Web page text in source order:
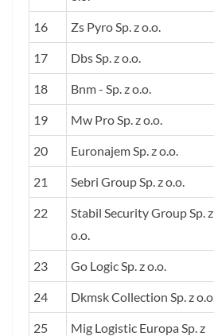
16 Zs Pyro Sp. z o.o.
17 Dbs Sp. z o.o.
18 Bnm - Sp. z o.o.
19 Mw Pro Sp. z o.o.
20 Euronajem Sp. z o.o.
21 Sebri Group Sp. z o.o.
22
Stabil Security Group Sp. z
o.o.
23 Go Logic Sp. z o.o.
24 Dkmsk Collection Sp. z o.o.
25
Mig Logistic Europa Sp. z